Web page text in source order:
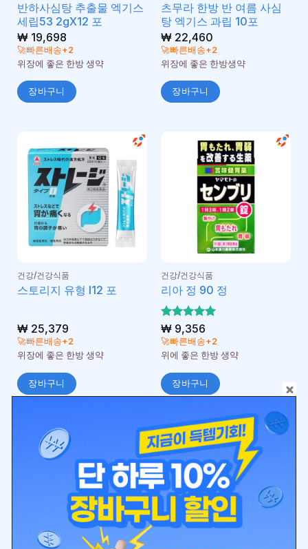
반하사심탕 추출물 엑기스
세립53 2gX12 포
₩19,698
🚀빠른배송+2
위장에 좋은 한방 생약
장바구니
츠무라 한방 반 여름 사심
탕 엑기스 과립 10포
₩22,460
🚀빠른배송+2
위장에 좋은 한방생약
장바구니
건강/건강식품
스토리지 유형 I12 포
₩25,379
🚀빠른배송+2
위장에 좋은 한방 생약
장바구니
건강/건강식품
리아 정 90 정
5 중에서
5로 평가
됨
₩9,356
🚀빠른배송+2
위에 좋은 한방 생약
장바구니